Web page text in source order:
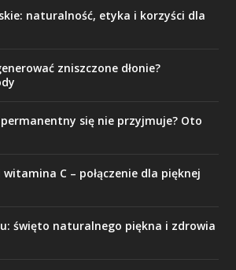
naturalność, etyka i korzyści dla
zniszczone dłonie?
się nie przyjmuje? Oto
C – połączenie dla pięknej
święto naturalnego piękna i zdrowia